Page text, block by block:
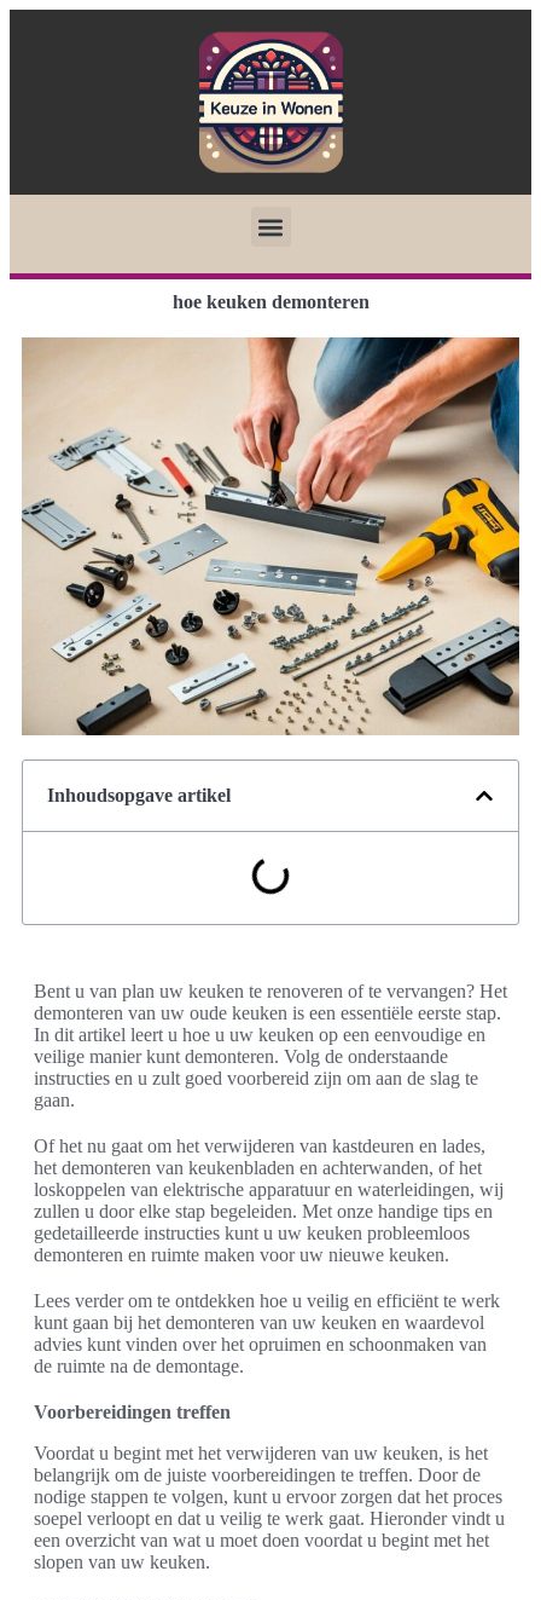
hoe keuken demonteren
Inhoudsopgave artikel
Bent u van plan uw keuken te renoveren of te vervangen? Het
demonteren van uw oude keuken is een essentiële eerste stap.
In dit artikel leert u hoe u uw keuken op een eenvoudige en
veilige manier kunt demonteren. Volg de onderstaande
instructies en u zult goed voorbereid zijn om aan de slag te
gaan.
Of het nu gaat om het verwijderen van kastdeuren en lades,
het demonteren van keukenbladen en achterwanden, of het
loskoppelen van elektrische apparatuur en waterleidingen, wij
zullen u door elke stap begeleiden. Met onze handige tips en
gedetailleerde instructies kunt u uw keuken probleemloos
demonteren en ruimte maken voor uw nieuwe keuken.
Lees verder om te ontdekken hoe u veilig en efficiënt te werk
kunt gaan bij het demonteren van uw keuken en waardevol
advies kunt vinden over het opruimen en schoonmaken van
de ruimte na de demontage.
Voorbereidingen treffen
Voordat u begint met het verwijderen van uw keuken, is het
belangrijk om de juiste voorbereidingen te treffen. Door de
nodige stappen te volgen, kunt u ervoor zorgen dat het proces
soepel verloopt en dat u veilig te werk gaat. Hieronder vindt u
een overzicht van wat u moet doen voordat u begint met het
slopen van uw keuken.